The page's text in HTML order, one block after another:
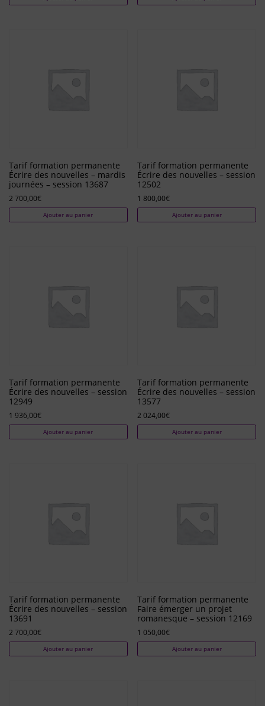
Tarif formation permanente
Écrire des nouvelles – mardis
journées – session 13687
2 700,00€
Ajouter au panier
Tarif formation permanente
Écrire des nouvelles – session
12502
1 800,00€
Ajouter au panier
Tarif formation permanente
Écrire des nouvelles – session
12949
1 936,00€
Ajouter au panier
Tarif formation permanente
Écrire des nouvelles – session
13577
2 024,00€
Ajouter au panier
Tarif formation permanente
Écrire des nouvelles – session
13691
2 700,00€
Ajouter au panier
Tarif formation permanente
Faire émerger un projet
romanesque – session 12169
1 050,00€
Ajouter au panier